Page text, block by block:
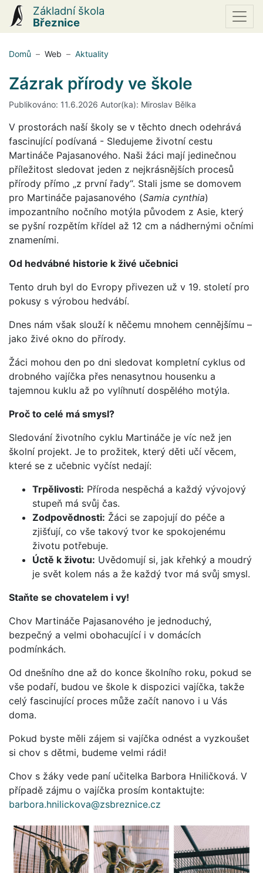
Základní škola
Březnice
Domů Web Aktuality(aktuální)
Zázrak přírody ve škole
Publikováno: 11.6.2026 Autor(ka): Miroslav Bělka
V prostorách naší školy se v těchto dnech odehrává
fascinující podívaná - Sledujeme životní cestu
Martináče Pajasanového. Naši žáci mají jedinečnou
příležitost sledovat jeden z nejkrásnějších procesů
přírody přímo „z první řady“. Stali jsme se domovem
pro Martináče pajasanového (Samia cynthia)
impozantního nočního motýla původem z Asie, který
se pyšní rozpětím křídel až 12 cm a nádhernými očními
znameními.
Od hedvábné historie k živé učebnici
Tento druh byl do Evropy přivezen už v 19. století pro
pokusy s výrobou hedvábí.
Dnes nám však slouží k něčemu mnohem cennějšímu –
jako živé okno do přírody.
Žáci mohou den po dni sledovat kompletní cyklus od
drobného vajíčka přes nenasytnou housenku a
tajemnou kuklu až po vylíhnutí dospělého motýla.
Proč to celé má smysl?
Sledování životního cyklu Martináče je víc než jen
školní projekt. Je to prožitek, který děti učí věcem,
které se z učebnic vyčíst nedají:
Trpělivosti: Příroda nespěchá a každý vývojový
stupeň má svůj čas.
Zodpovědnosti: Žáci se zapojují do péče a
zjišťují, co vše takový tvor ke spokojenému
životu potřebuje.
Úctě k životu: Uvědomují si, jak křehký a moudrý
je svět kolem nás a že každý tvor má svůj smysl.
Staňte se chovatelem i vy!
Chov Martináče Pajasanového je jednoduchý,
bezpečný a velmi obohacující i v domácích
podmínkách.
Od dnešního dne až do konce školního roku, pokud se
vše podaří, budou ve škole k dispozici vajíčka, takže
celý fascinující proces může začít nanovo i u Vás
doma.
Pokud byste měli zájem si vajíčka odnést a vyzkoušet
si chov s dětmi, budeme velmi rádi!
Chov s žáky vede paní učitelka Barbora Hniličková. V
případě zájmu o vajíčka prosím kontaktujte:
barbora.hnilickova@zsbreznice.cz